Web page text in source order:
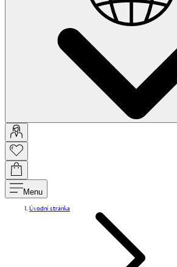
Menu
Úvodní stránka